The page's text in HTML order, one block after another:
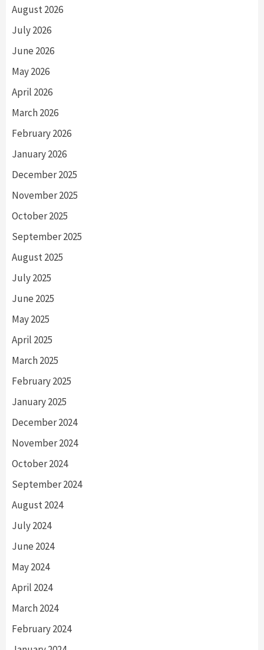
August 2026
July 2026
June 2026
May 2026
April 2026
March 2026
February 2026
January 2026
December 2025
November 2025
October 2025
September 2025
August 2025
July 2025
June 2025
May 2025
April 2025
March 2025
February 2025
January 2025
December 2024
November 2024
October 2024
September 2024
August 2024
July 2024
June 2024
May 2024
April 2024
March 2024
February 2024